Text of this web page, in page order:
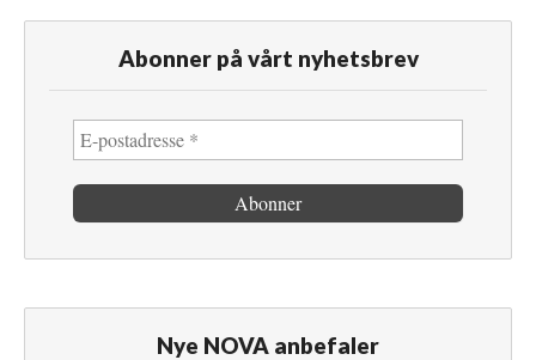
Abonner på vårt nyhetsbrev
Nye NOVA anbefaler